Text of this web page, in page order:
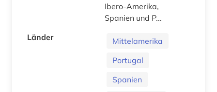
Ibero-Amerika,
Spanien und P...
Länder
Mittelamerika
Portugal
Spanien